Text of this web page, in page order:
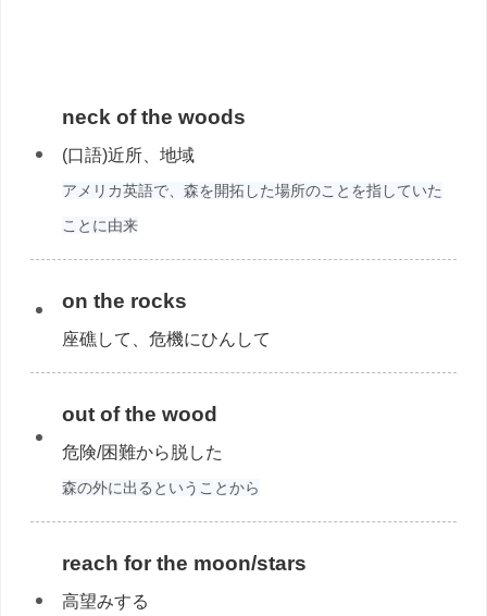
neck of the woods
(口語)近所、地域
アメリカ英語で、森を開拓した場所のことを指していた
ことに由来
on the rocks
座礁して、危機にひんして
out of the wood
危険/困難から脱した
森の外に出るということから
reach for the moon/stars
高望みする